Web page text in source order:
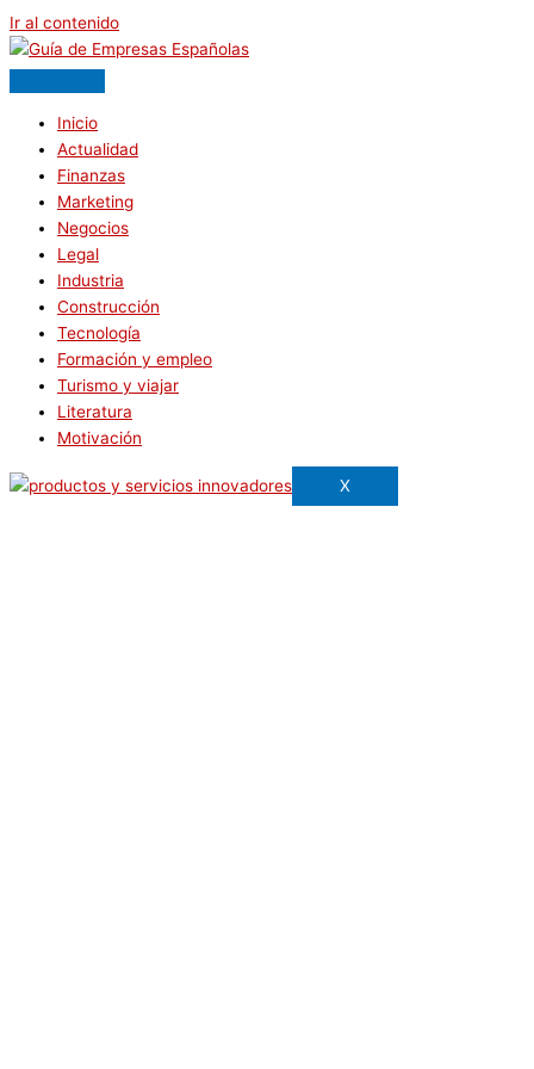
Ir al contenido
Inicio
Actualidad
Finanzas
Marketing
Negocios
Legal
Industria
Construcción
Tecnología
Formación y empleo
Turismo y viajar
Literatura
Motivación
X